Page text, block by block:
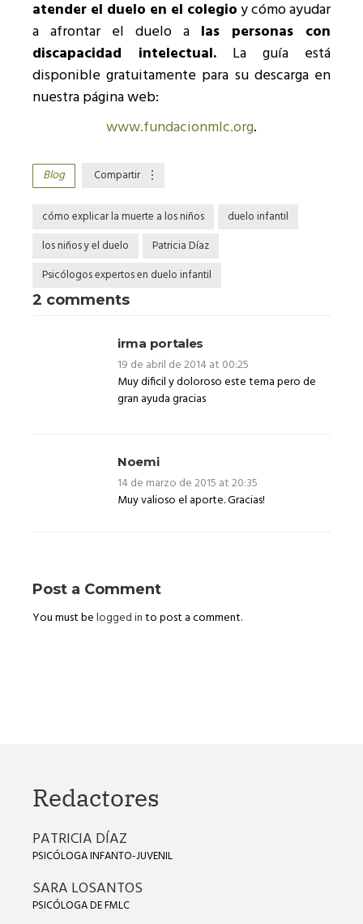
atender el duelo en el colegioy cómo ayudar
a afrontar el duelo a las personas con
discapacidad intelectual. La guía está
disponible gratuitamente para su descarga en
nuestra página web:
www.fundacionmlc.org.
Blog Compartir
cómo explicar la muerte a los niños
duelo infantil
los niños y el duelo
Patricia Díaz
Psicólogos expertos en duelo infantil
2 comments
irma portales
19 de abril de 2014 at 00:25
Muy dificil y doloroso este tema pero de
gran ayuda gracias
Noemi
14 de marzo de 2015 at 20:35
Muy valioso el aporte. Gracias!
Post a Comment
You must belogged into post a comment.
Redactores
PATRICIA DÍAZ
PSICÓLOGA INFANTO-JUVENIL
SARA LOSANTOS
PSICÓLOGA DE FMLC